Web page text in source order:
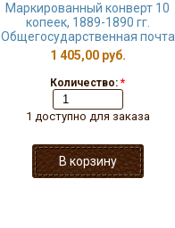
Маркированный конверт 10
копеек, 1889-1890 гг.
Общегосударственная почта
1 405,00 руб.
Количество: *
1 доступно для заказа